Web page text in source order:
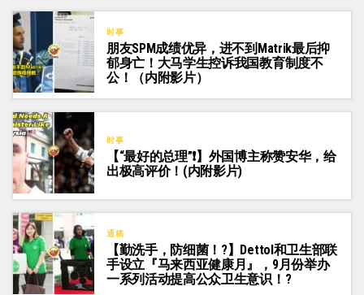
时事
朋友SPM成绩优异，进不到Matrik最后抑
郁身亡！大马学生控诉我国教育制度不
公！（内附影片）
时事
【“最好的总理”❗】外国博主称赞安华，给
出极高评价！(内附影片)
通稿
【勤洗手，防细菌！?】Dettol和卫生部联
手设立『马来西亚健康月』，9月份举办
一系列活动提高公众卫生意识！?